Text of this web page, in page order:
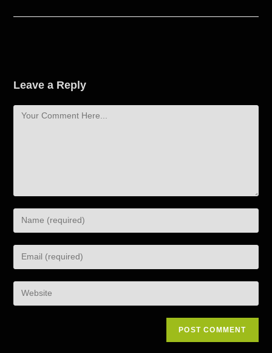
Leave a Reply